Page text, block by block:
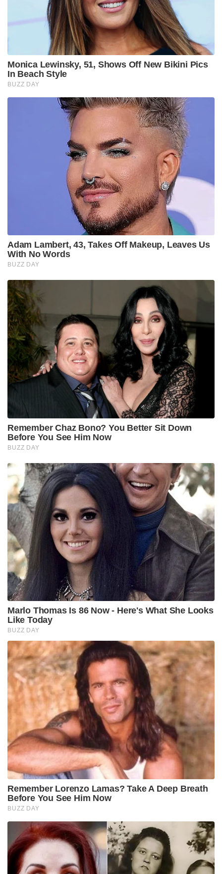
Monica Lewinsky, 51, Shows Off New Bikini Pics
In Beach Style
BUZZ DAY
Adam Lambert, 43, Takes Off Makeup, Leaves Us
With No Words
BUZZ DAY
Remember Chaz Bono? You Better Sit Down
Before You See Him Now
BUZZ DAY
Marlo Thomas Is 86 Now - Here's What She Looks
Like Today
BUZZ DAY
Remember Lorenzo Lamas? Take A Deep Breath
Before You See Him Now
BUZZ DAY